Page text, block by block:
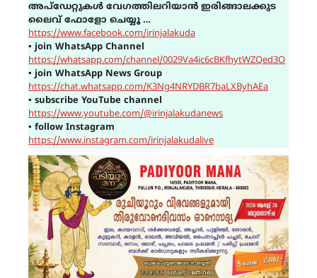
അപ്ഡേറ്റുകൾ വേഗത്തിലറിയാൻ ഇരിങ്ങാലക്കുട
ലൈവ് ഫോളോ ചെയ്യൂ …
https://www.facebook.com/irinjalakuda
▪ join WhatsApp Channel
https://whatsapp.com/channel/0029Va4ic6cBKfhytWZQed3O
▪ join WhatsApp News Group
https://chat.whatsapp.com/K3Ng4NRYDBR7baLXByhAEa
▪ subscribe YouTube channel
https://www.youtube.com/@irinjalakudanews
▪ follow Instagram
https://www.instagram.com/irinjalakudalive